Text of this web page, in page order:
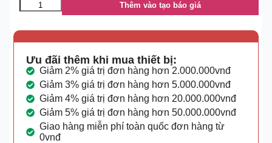
Thêm vào tạo báo giá
Ưu đãi thêm khi mua thiết bị:
Giảm 2% giá trị đơn hàng hơn 2.000.000vnđ
Giảm 3% giá trị đơn hàng hơn 5.000.000vnđ
Giảm 4% giá trị đơn hàng hơn 20.000.000vnđ
Giảm 5% giá trị đơn hàng hơn 50.000.000vnđ
Giao hàng miễn phí toàn quốc đơn hàng từ
0vnđ